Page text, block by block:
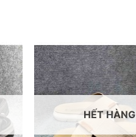
HẾT HÀNG